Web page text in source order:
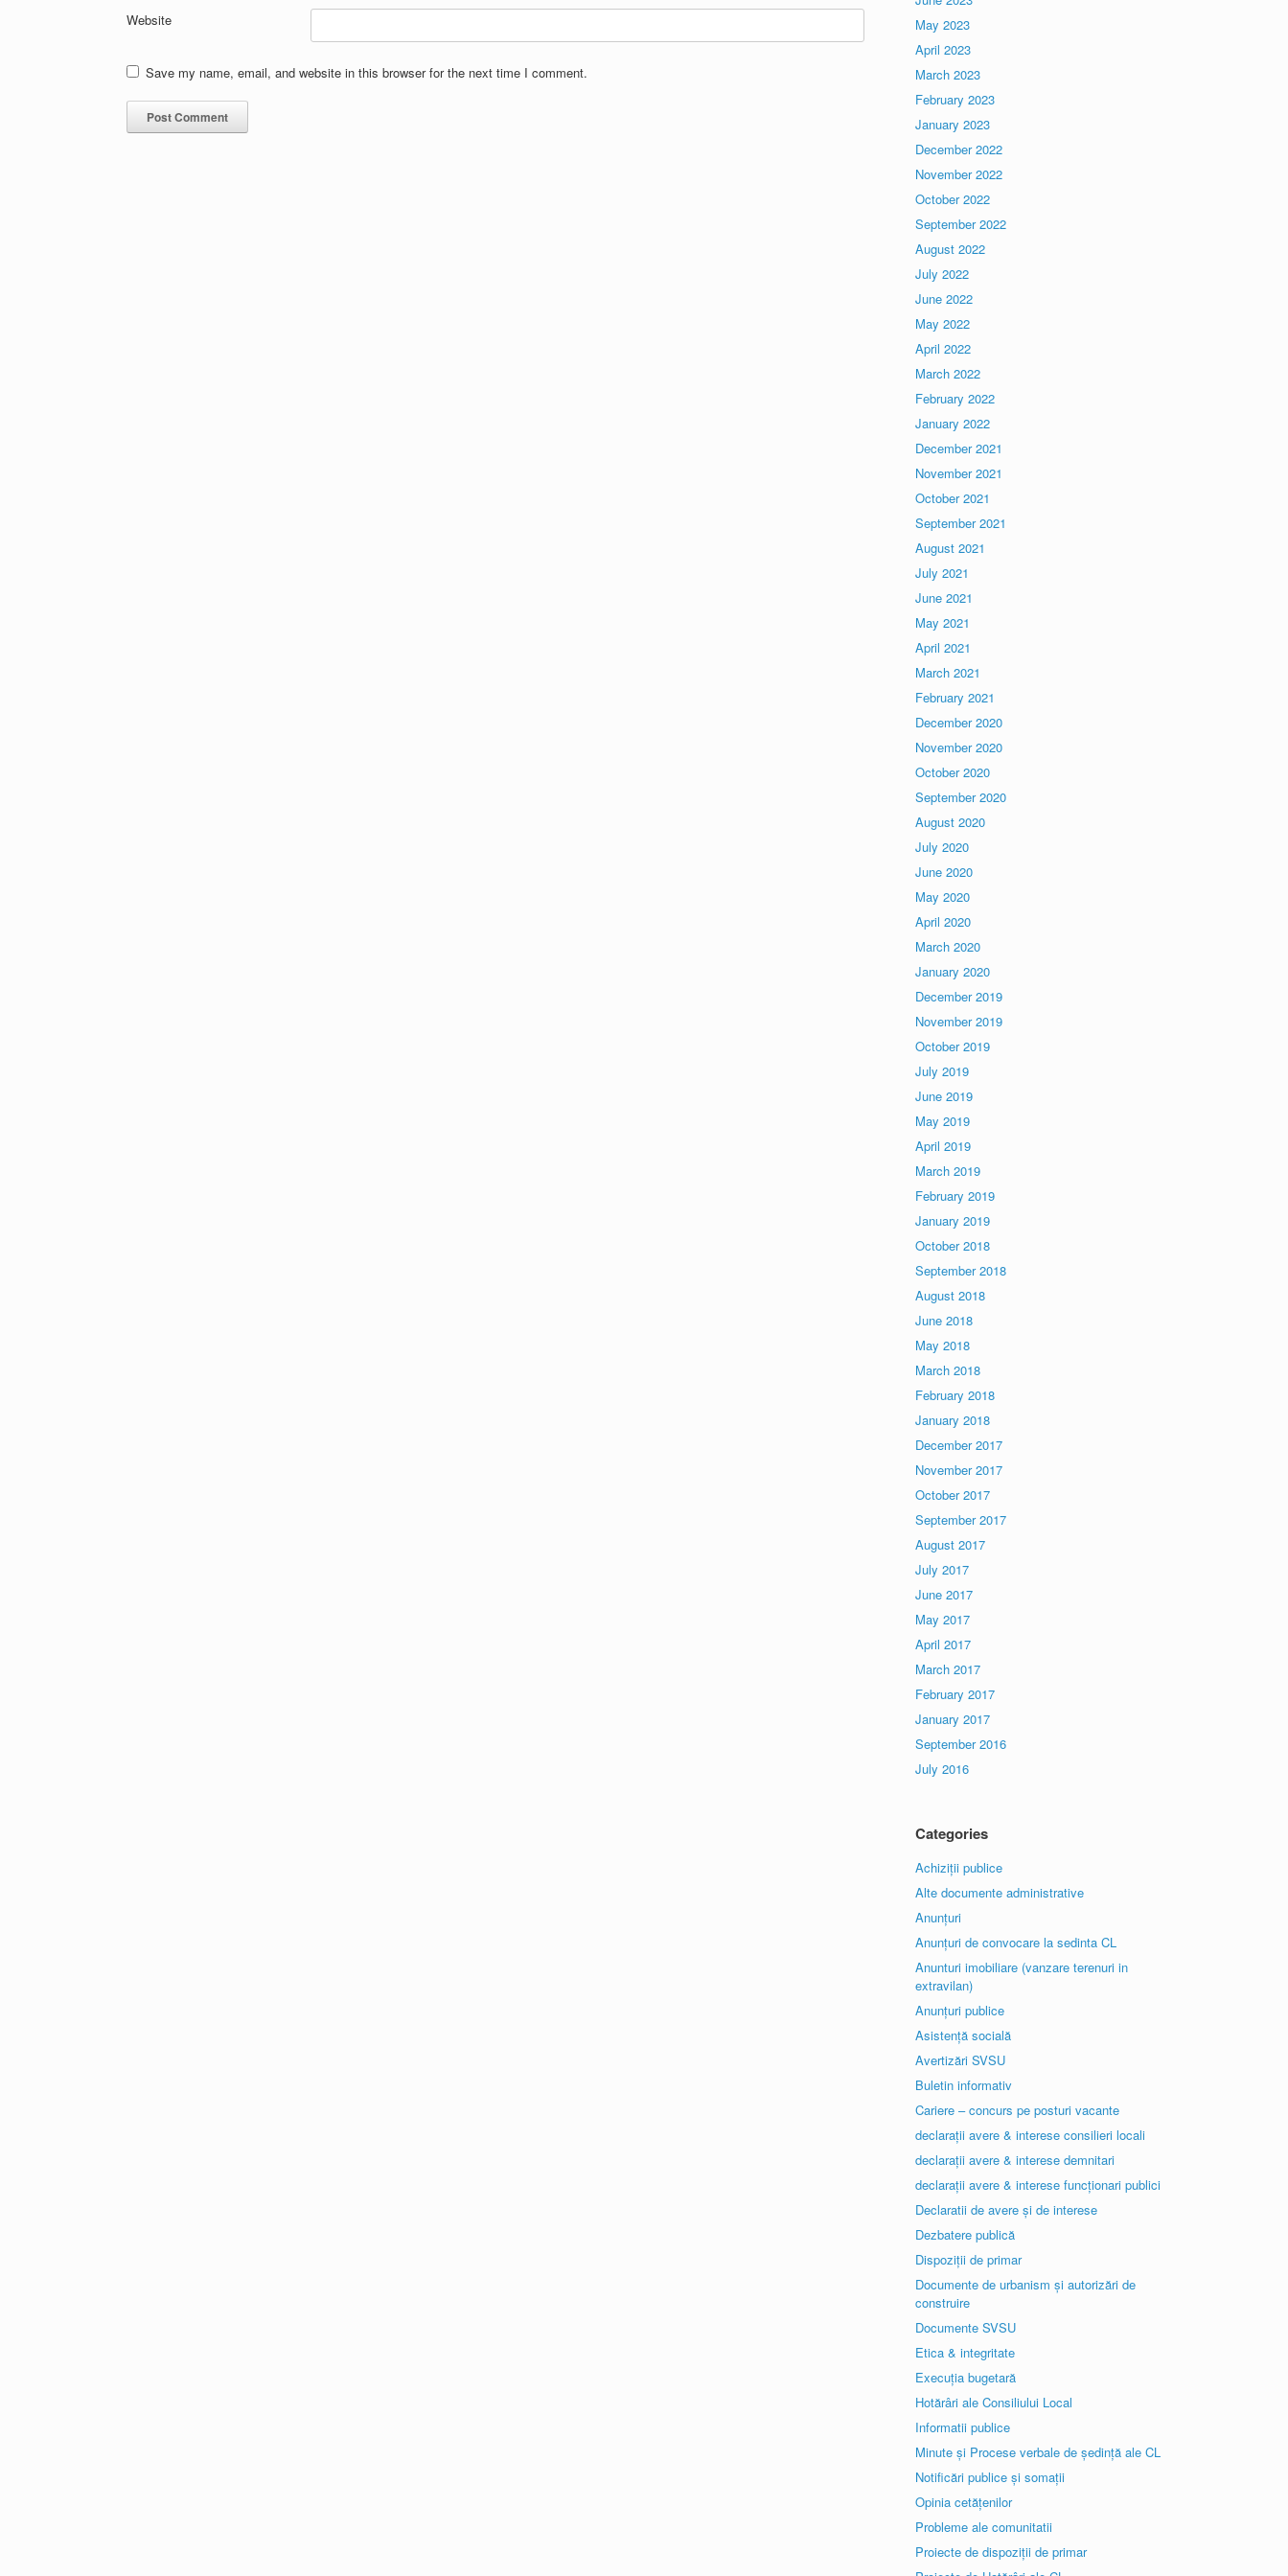
Website
Save my name, email, and website in this browser for the next time I comment.
May 2023
April 2023
March 2023
February 2023
January 2023
December 2022
November 2022
October 2022
September 2022
August 2022
July 2022
June 2022
May 2022
April 2022
March 2022
February 2022
January 2022
December 2021
November 2021
October 2021
September 2021
August 2021
July 2021
June 2021
May 2021
April 2021
March 2021
February 2021
December 2020
November 2020
October 2020
September 2020
August 2020
July 2020
June 2020
May 2020
April 2020
March 2020
January 2020
December 2019
November 2019
October 2019
July 2019
June 2019
May 2019
April 2019
March 2019
February 2019
January 2019
October 2018
September 2018
August 2018
June 2018
May 2018
March 2018
February 2018
January 2018
December 2017
November 2017
October 2017
September 2017
August 2017
July 2017
June 2017
May 2017
April 2017
March 2017
February 2017
January 2017
September 2016
July 2016
Categories
Achiziții publice
Alte documente administrative
Anunțuri
Anunțuri de convocare la sedinta CL
Anunturi imobiliare (vanzare terenuri in
extravilan)
Anunțuri publice
Asistență socială
Avertizări SVSU
Buletin informativ
Cariere – concurs pe posturi vacante
declarații avere & interese consilieri locali
declarații avere & interese demnitari
declarații avere & interese funcționari publici
Declaratii de avere și de interese
Dezbatere publică
Dispoziții de primar
Documente de urbanism și autorizări de
construire
Documente SVSU
Etica & integritate
Execuția bugetară
Hotărâri ale Consiliului Local
Informatii publice
Minute și Procese verbale de ședință ale CL
Notificări publice și somații
Opinia cetățenilor
Probleme ale comunitatii
Proiecte de dispoziții de primar